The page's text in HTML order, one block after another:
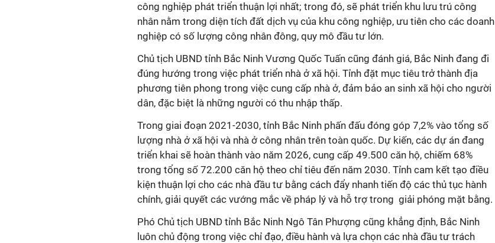
công nghiệp phát triển thuận lợi nhất; trong đó, sẽ phát triển khu lưu trú công
nhân nằm trong diện tích đất dịch vụ của khu công nghiệp, ưu tiên cho các doanh
nghiệp có số lượng công nhân đông, quy mô đầu tư lớn.
Chủ tịch UBND tỉnh Bắc Ninh Vương Quốc Tuấn cũng đánh giá, Bắc Ninh đang đi
đúng hướng trong việc phát triển nhà ở xã hội. Tỉnh đặt mục tiêu trở thành địa
phương tiên phong trong việc cung cấp nhà ở, đảm bảo an sinh xã hội cho người
dân, đặc biệt là những người có thu nhập thấp.
Trong giai đoạn 2021-2030, tỉnh Bắc Ninh phấn đấu đóng góp 7,2% vào tổng số
lượng nhà ở xã hội và nhà ở công nhân trên toàn quốc. Dự kiến, các dự án đang
triển khai sẽ hoàn thành vào năm 2026, cung cấp 49.500 căn hộ, chiếm 68%
trong tổng số 72.200 căn hộ theo chỉ tiêu đến năm 2030. Tỉnh cam kết tạo điều
kiện thuận lợi cho các nhà đầu tư bằng cách đẩy nhanh tiến độ các thủ tục hành
chính, giải quyết các vướng mắc về pháp lý và hỗ trợ trong giải phóng mặt bằng.
Phó Chủ tịch UBND tỉnh Bắc Ninh Ngô Tân Phượng cũng khẳng định, Bắc Ninh
luôn chủ động trong việc chỉ đạo, điều hành và lựa chọn các nhà đầu tư trách